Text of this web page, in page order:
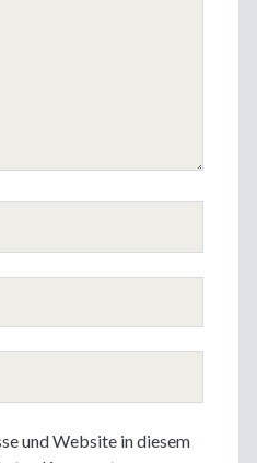
und Website in diesem